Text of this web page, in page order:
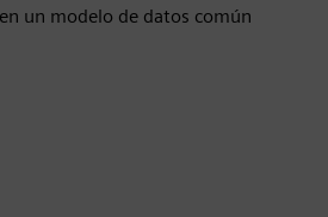
un modelo de datos común